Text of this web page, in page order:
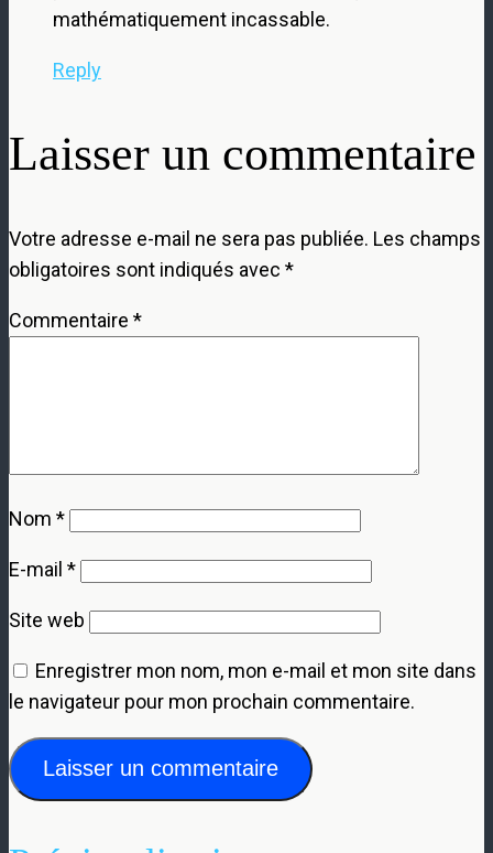
mathématiquement incassable.
Reply
Laisser un commentaire
Votre adresse e-mail ne sera pas publiée. Les champs
obligatoires sont indiqués avec *
Commentaire *
Nom *
E-mail *
Site web
Enregistrer mon nom, mon e-mail et mon site dans
le navigateur pour mon prochain commentaire.